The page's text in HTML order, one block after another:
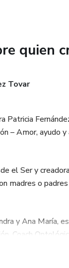
12:00 pm, Hora
está diseñado
será dirigido por
quien
Tovar
Patricia
– Amor, ayudo
el Ser y
madres o
y Ana María,
Coach
y padres